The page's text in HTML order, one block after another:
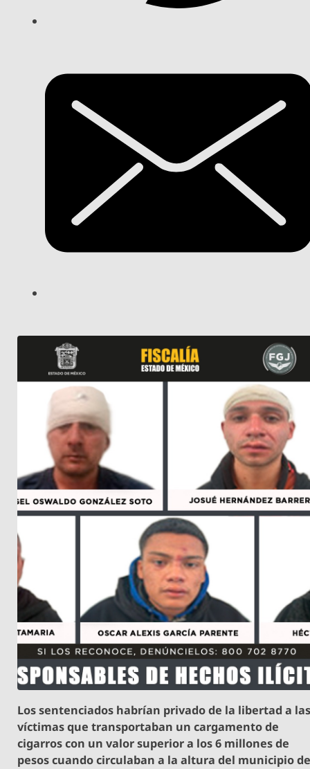
Los sentenciados habrían privado de la libertad a
víctimas que transportaban un cargamento de
cigarros con un valor superior a los 6 millones de
pesos cuando circulaban a la altura del municipio